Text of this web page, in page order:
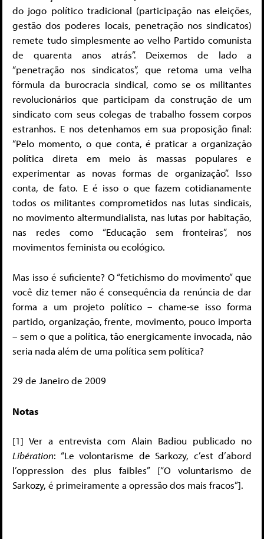
do jogo político tradicional (participação nas eleições,
gestão dos poderes locais, penetração nos sindicatos)
remete tudo simplesmente ao velho Partido comunista
de quarenta anos atrás”. Deixemos de lado a
“penetração nos sindicatos”, que retoma uma velha
fórmula da burocracia sindical, como se os militantes
revolucionários que participam da construção de um
sindicato com seus colegas de trabalho fossem corpos
estranhos. E nos detenhamos em sua proposição final:
“Pelo momento, o que conta, é praticar a organização
política direta em meio às massas populares e
experimentar as novas formas de organização”. Isso
conta, de fato. E é isso o que fazem cotidianamente
todos os militantes comprometidos nas lutas sindicais,
no movimento altermundialista, nas lutas por habitação,
nas redes como “Educação sem fronteiras”, nos
movimentos feminista ou ecológico.
Mas isso é suficiente? O “fetichismo do movimento” que
você diz temer não é consequência da renúncia de dar
forma a um projeto político – chame-se isso forma
partido, organização, frente, movimento, pouco importa
– sem o que a política, tão energicamente invocada, não
seria nada além de uma política sem política?
29 de Janeiro de 2009
Notas
[1] Ver a entrevista com Alain Badiou publicado no
Libération: “Le volontarisme de Sarkozy, c’est d’abord
l’oppression des plus faibles” [“O voluntarismo de
Sarkozy, é primeiramente a opressão dos mais fracos”].